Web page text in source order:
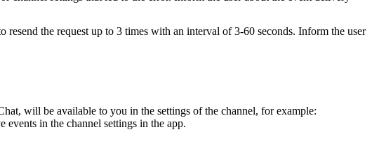
resend the request up to 3 times with an interval of 3-60 seconds. Inform the user
will be available to you in the settings of the channel, for example:
events in the channel settings in the app.